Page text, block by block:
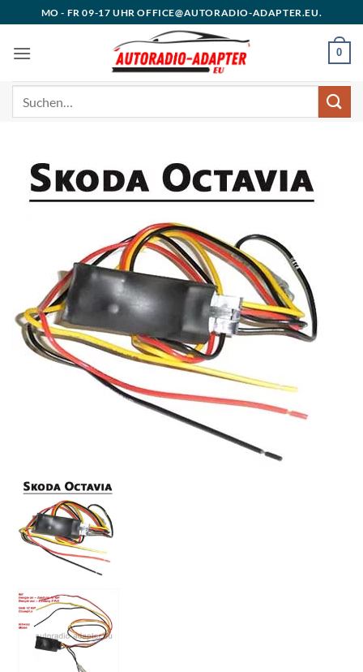
Inhalt
springen
MO - FR 09-17 UHR OFFICE@AUTORADIO-ADAPTER.EU.
0